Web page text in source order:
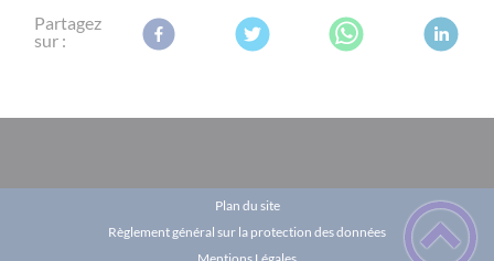
Partagez
sur :
Plan du site
Règlement général sur la protection des données